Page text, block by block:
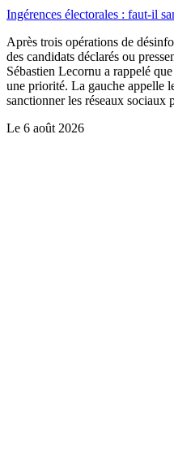
Ingérences électorales : faut-il
Après trois opérations de
des candidats déclarés ou
Sébastien Lecornu a rappelé
une priorité. La gauche appelle
sanctionner les réseaux sociaux
Le 6 août 2026